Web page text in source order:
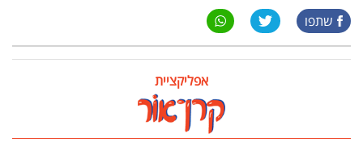
שתפו
אפליקציית